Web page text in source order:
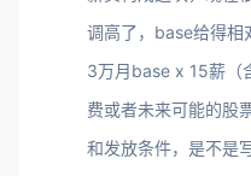
调高了，base给得相
3万月base x 15薪（
费或者未来可能的股
和发放条件，是不是